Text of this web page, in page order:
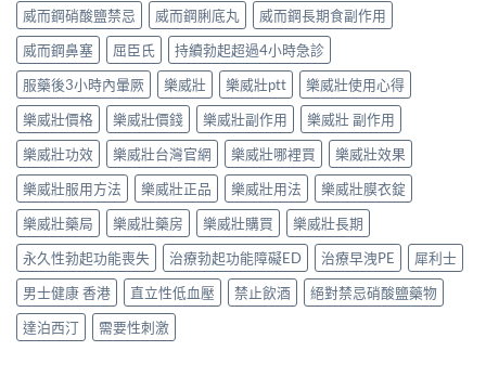
威而鋼硝酸鹽禁忌
威而鋼脷底丸
威而鋼長期食副作用
威而鋼鼻塞
屈臣氏
持續勃起超過4小時急診
服藥後3小時內暈厥
樂威壯 樂威壯ptt
樂威壯使用心得
樂威壯價格
樂威壯價錢 樂威壯副作用
樂威壯 副作用
樂威壯功效
樂威壯台灣官網 樂威壯哪裡買
樂威壯效果
樂威壯服用方法
樂威壯正品 樂威壯用法
樂威壯膜衣錠
樂威壯藥局
樂威壯藥房 樂威壯購買
樂威壯長期
永久性勃起功能喪失
治療勃起功能障礙ED 治療早洩PE
犀利士
男士健康 香港
直立性低血壓 禁止飲酒
絕對禁忌硝酸鹽藥物
達泊西汀
需要性刺激